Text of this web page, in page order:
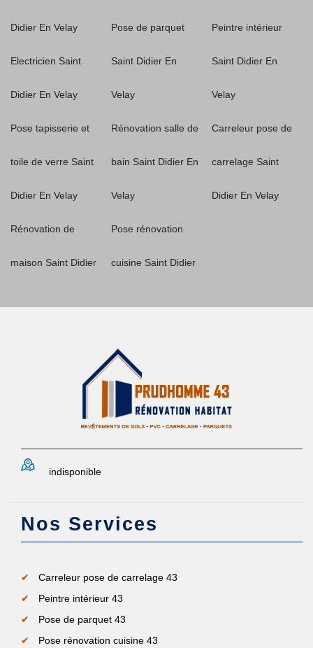
Didier En Velay
Electricien Saint
Didier En Velay
Pose tapisserie et
toile de verre Saint
Didier En Velay
Rénovation de
maison Saint Didier
Pose de parquet
Saint Didier En
Velay
Rénovation salle de
bain Saint Didier En
Velay
Pose rénovation
cuisine Saint Didier
Peintre intérieur
Saint Didier En
Velay
Carreleur pose de
carrelage Saint
Didier En Velay
indisponible
Nos Services
Carreleur pose de carrelage 43
Peintre intérieur 43
Pose de parquet 43
Pose rénovation cuisine 43